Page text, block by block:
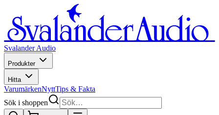
Svalander Audio
Produkter
Hitta
VarumärkenNyttTips & Fakta
Sök i shoppen